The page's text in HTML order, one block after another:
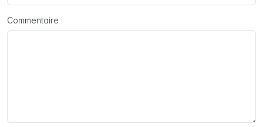
Commentaire